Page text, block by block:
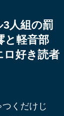
人組の罰
と軽音部
ロ好き読者
くだけじ